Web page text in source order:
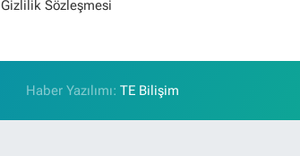
Gizlilik Sözleşmesi
Haber Yazılımı:TE Bilişim